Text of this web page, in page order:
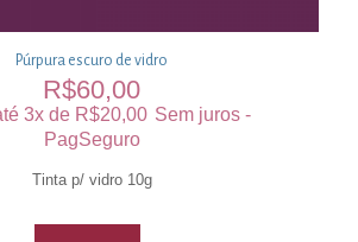
Púrpura escuro de vidro
R$60,00
3x de R$20,00 Sem juros -
PagSeguro
Tinta p/ vidro 10g